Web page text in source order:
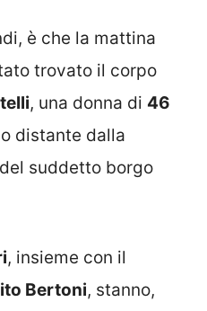
è che la mattina
trovato il corpo
, una donna di 46
distante dalla
del suddetto borgo
, insieme con il
Bertoni, stanno,